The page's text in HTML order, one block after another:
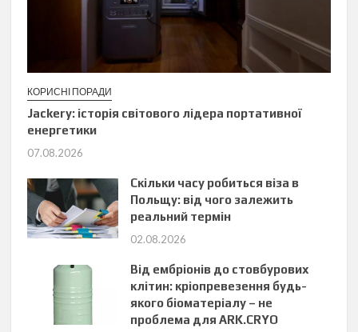
КОРИСНІ ПОРАДИ
Jackery: історія світового лідера портативної
енергетики
07.08.2026
Скільки часу робиться віза в
Польщу: від чого залежить
реальний термін
02.08.2026
Від ембріонів до стовбурових
клітин: кріопревезення будь-
якого біоматеріалу – не
проблема для ARK.CRYO